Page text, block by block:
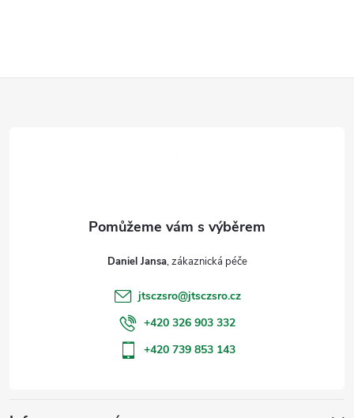
Daniel Jansa
jtsczsro@jtsczsro.cz
+420 326 903 332
+420 739 853 143